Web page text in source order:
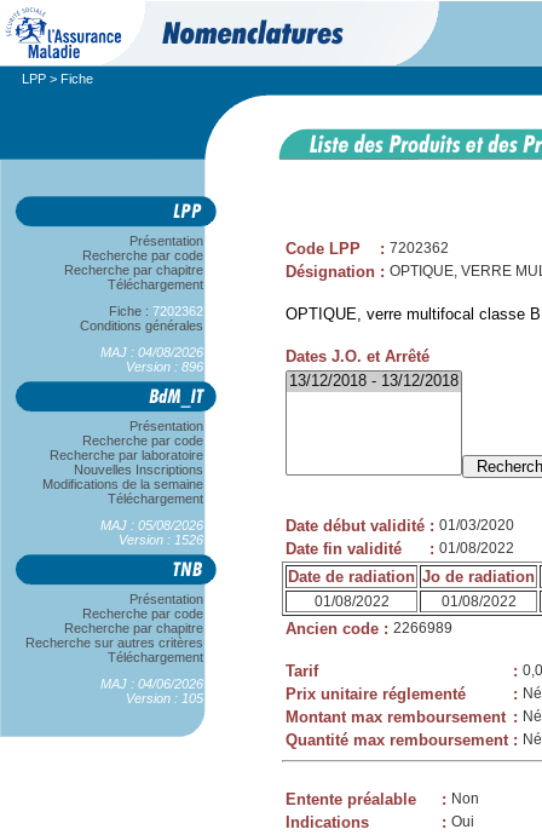
LPP > Fiche
Présentation
Recherche par code
Recherche par chapitre
Téléchargement
Fiche : 7202362
Conditions générales
MAJ : 04/08/2026
Version : 896
Présentation
Recherche par code
Recherche par laboratoire
Nouvelles Inscriptions
Modifications de la semaine
Téléchargement
MAJ : 05/08/2026
Version : 1526
Présentation
Recherche par code
Recherche par chapitre
Recherche sur autres critères
Téléchargement
MAJ : 04/06/2026
Version : 105
Code LPP : 7202362
Désignation : OPTIQUE, VERRE
OPTIQUE, verre multifocal classe
Dates J.O. et Arrêté
Date début validité : 01/03/2020
Date fin validité : 01/08/2022
Date de radiation Jo de radiation
01/08/2022 01/08/2022
Ancien code : 2266989
Tarif :
Prix unitaire réglementé :
Montant max remboursement :
Quantité max remboursement :
Entente préalable : Non
Indications : Oui